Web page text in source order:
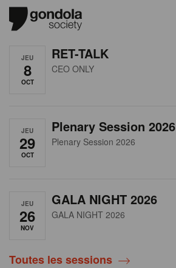
JEU
8
OCT
RET-TALK
CEO ONLY
JEU
29
OCT
Plenary Session 2026
Plenary Session 2026
JEU
26
NOV
GALA NIGHT 2026
GALA NIGHT 2026
Toutes les sessions